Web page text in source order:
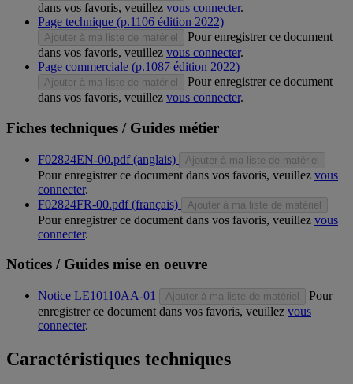
dans vos favoris, veuillez vous connecter.
Page technique (p.1106 édition 2022)
Ajouter à ma liste de matériel
Pour enregistrer ce document
dans vos favoris, veuillez vous connecter.
Page commerciale (p.1087 édition 2022)
Ajouter à ma liste de matériel
Pour enregistrer ce document
dans vos favoris, veuillez vous connecter.
Fiches techniques / Guides métier
F02824EN-00.pdf (anglais) Ajouter à ma liste de matériel
Pour enregistrer ce document dans vos favoris, veuillez vous
connecter.
F02824FR-00.pdf (français)
Ajouter à ma liste de matériel
Pour enregistrer ce document dans vos favoris, veuillez vous
connecter.
Notices / Guides mise en oeuvre
Notice LE10110AA-01 Ajouter à ma liste de matériel
Pour
enregistrer ce document dans vos favoris, veuillez vous
connecter.
Caractéristiques techniques